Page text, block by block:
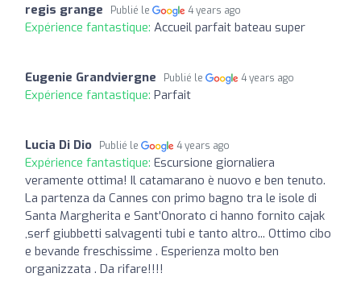
regis grange Publié le 4 years ago
Expérience fantastique: Accueil parfait bateau super
Eugenie Grandviergne Publié le 4 years ago
Expérience fantastique: Parfait
Lucia Di Dio Publié le 4 years ago
Expérience fantastique: Escursione giornaliera
veramente ottima! Il catamarano è nuovo e ben tenuto.
La partenza da Cannes con primo bagno tra le isole di
Santa Margherita e Sant'Onorato ci hanno fornito cajak
,serf giubbetti salvagenti tubi e tanto altro... Ottimo cibo
e bevande freschissime . Esperienza molto ben
organizzata . Da rifare!!!!